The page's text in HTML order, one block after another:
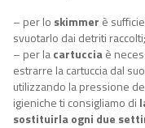
– per lo skimmer è
svuotarlo dai detriti raccolti;
– per lacartucciaè
estrarre la cartuccia dal
utilizzando la pressione
igieniche ti consigliamo di
sostituirla ogni due